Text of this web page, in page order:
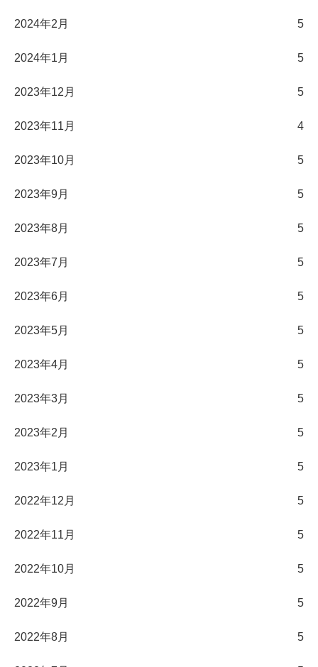
2024年2月 5
2024年1月 5
2023年12月 5
2023年11月 4
2023年10月 5
2023年9月 5
2023年8月 5
2023年7月 5
2023年6月 5
2023年5月 5
2023年4月 5
2023年3月 5
2023年2月 5
2023年1月 5
2022年12月 5
2022年11月 5
2022年10月 5
2022年9月 5
2022年8月 5